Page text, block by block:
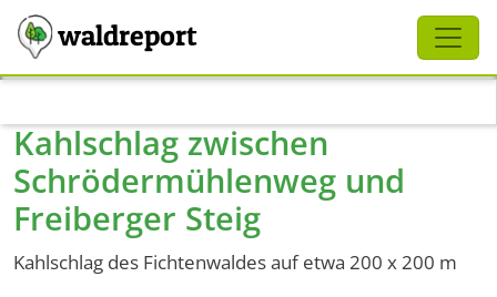
waldreport
Kahlschlag zwischen
Schrödermühlenweg und
Freiberger Steig
Kahlschlag des Fichtenwaldes auf etwa 200 x 200 m
Schliessen